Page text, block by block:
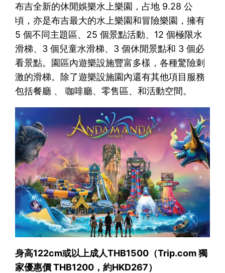
布吉全新的休閒娛樂水上樂園，占地 9.28 公
頃，亦是布吉最大的水上樂園和冒險樂園，擁有
5 個不同主題區、25 個景點活動、12 個極限水
滑梯、3 個兒童水滑梯、3 個休閒景點和 3 個必
看景點。園區內遊樂設施豐富多樣，各種驚險刺
激的滑梯。除了遊樂設施園內還有其他項目服務
包括餐廳 、 咖啡廳、零售區、和活動空間。
身高122cm或以上成人THB1500（Trip.com 獨
家優惠價 THB1200，約HKD267）